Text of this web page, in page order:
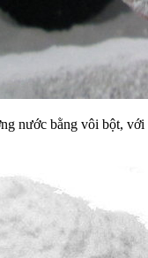
nước bằng vôi bột, với